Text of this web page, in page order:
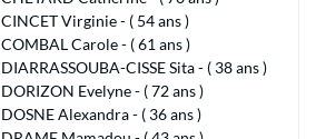
CINCET Virginie - ( 54 ans )
COMBAL Carole - ( 61 ans )
DIARRASSOUBA-CISSE Sita - ( 38 ans )
DORIZON Evelyne - ( 72 ans )
DOSNE Alexandra - ( 36 ans )